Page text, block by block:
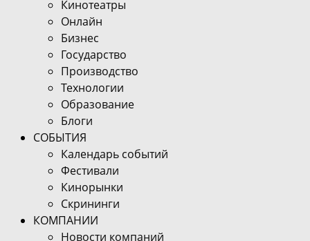
Кинотеатры
Онлайн
Бизнес
Государство
Производство
Технологии
Образование
Блоги
СОБЫТИЯ
Календарь событий
Фестивали
Кинорынки
Скрининги
КОМПАНИИ
Новости компаний